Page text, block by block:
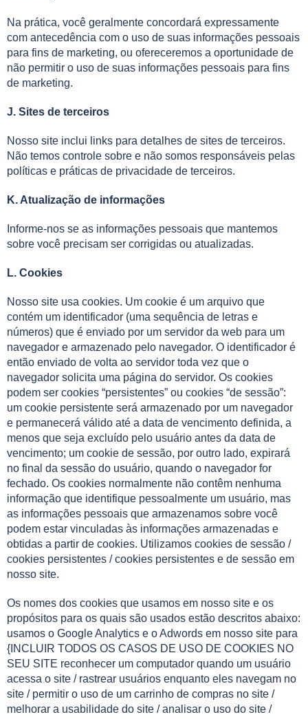
Na prática, você geralmente concordará expressamente
com antecedência com o uso de suas informações pessoais
para fins de marketing, ou ofereceremos a oportunidade de
não permitir o uso de suas informações pessoais para fins
de marketing.
J. Sites de terceiros
Nosso site inclui links para detalhes de sites de terceiros.
Não temos controle sobre e não somos responsáveis pelas
políticas e práticas de privacidade de terceiros.
K. Atualização de informações
Informe-nos se as informações pessoais que mantemos
sobre você precisam ser corrigidas ou atualizadas.
L. Cookies
Nosso site usa cookies. Um cookie é um arquivo que
contém um identificador (uma sequência de letras e
números) que é enviado por um servidor da web para um
navegador e armazenado pelo navegador. O identificador é
então enviado de volta ao servidor toda vez que o
navegador solicita uma página do servidor. Os cookies
podem ser cookies “persistentes” ou cookies “de sessão”:
um cookie persistente será armazenado por um navegador
e permanecerá válido até a data de vencimento definida, a
menos que seja excluído pelo usuário antes da data de
vencimento; um cookie de sessão, por outro lado, expirará
no final da sessão do usuário, quando o navegador for
fechado. Os cookies normalmente não contêm nenhuma
informação que identifique pessoalmente um usuário, mas
as informações pessoais que armazenamos sobre você
podem estar vinculadas às informações armazenadas e
obtidas a partir de cookies. Utilizamos cookies de sessão /
cookies persistentes / cookies persistentes e de sessão em
nosso site.
Os nomes dos cookies que usamos em nosso site e os
propósitos para os quais são usados estão descritos abaixo:
usamos o Google Analytics e o Adwords em nosso site para
{INCLUIR TODOS OS CASOS DE USO DE COOKIES NO
SEU SITE reconhecer um computador quando um usuário
acessa o site / rastrear usuários enquanto eles navegam no
site / permitir o uso de um carrinho de compras no site /
melhorar a usabilidade do site / analisar o uso do site /